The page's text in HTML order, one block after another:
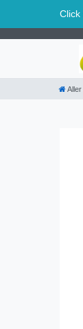
Click
Aller